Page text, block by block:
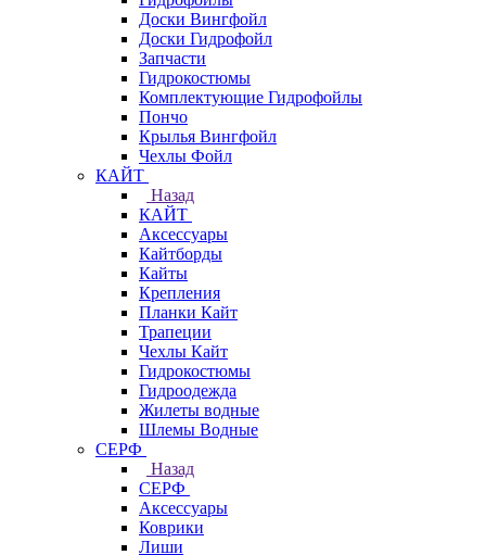
Доски Вингфойл
Доски Гидрофойл
Запчасти
Гидрокостюмы
Комплектующие Гидрофойлы
Пончо
Крылья Вингфойл
Чехлы Фойл
КАЙТ
Назад
КАЙТ
Аксессуары
Кайтборды
Кайты
Крепления
Планки Кайт
Трапеции
Чехлы Кайт
Гидрокостюмы
Гидроодежда
Жилеты водные
Шлемы Водные
СЕРФ
Назад
СЕРФ
Аксессуары
Коврики
Лиши